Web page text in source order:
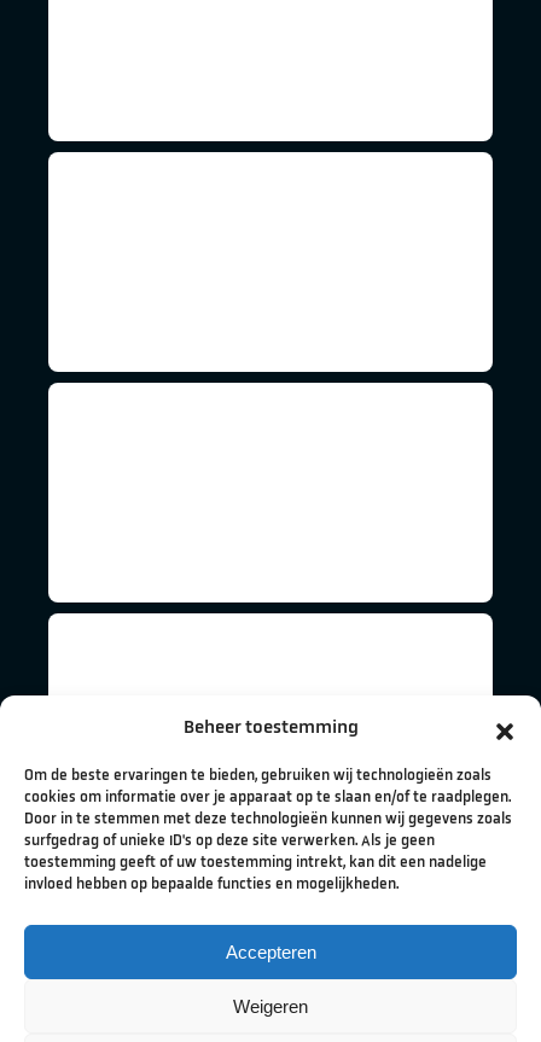
Beheer toestemming
Om de beste ervaringen te bieden, gebruiken wij technologieën zoals
cookies om informatie over je apparaat op te slaan en/of te raadplegen.
Door in te stemmen met deze technologieën kunnen wij gegevens zoals
surfgedrag of unieke ID's op deze site verwerken. Als je geen
toestemming geeft of uw toestemming intrekt, kan dit een nadelige
invloed hebben op bepaalde functies en mogelijkheden.
Accepteren
Weigeren